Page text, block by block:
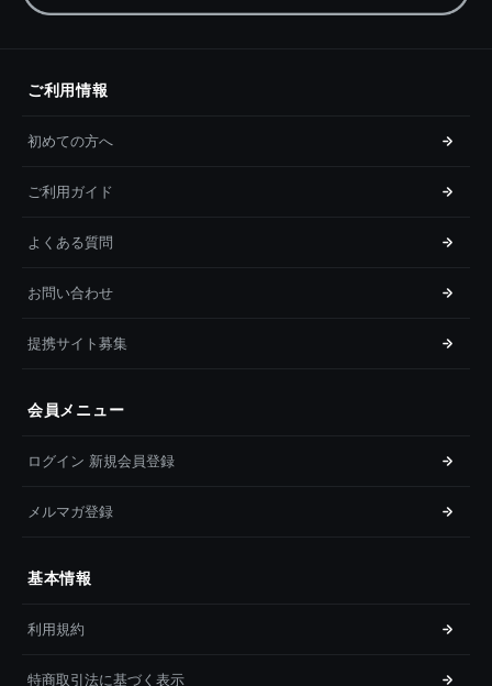
ご利用情報
初めての方へ
ご利用ガイド
よくある質問
お問い合わせ
提携サイト募集
会員メニュー
ログイン 新規会員登録
メルマガ登録
基本情報
利用規約
特商取引法に基づく表示